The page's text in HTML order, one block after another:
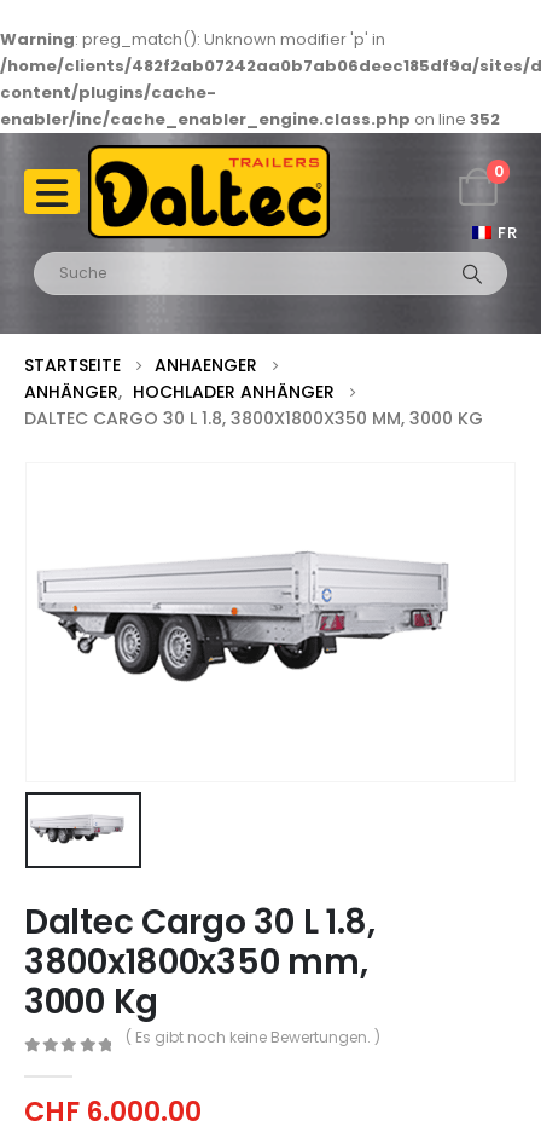
Warning: preg_match(): Unknown modifier 'p' in
/home/clients/482f2ab07242aa0b7ab06deec185df9a/
content/plugins/cache-
enabler/inc/cache_enabler_engine.class.php on line 352
FR
0
STARTSEITE
ANHAENGER
ANHÄNGER, HOCHLADER ANHÄNGER
DALTEC CARGO 30 L 1.8, 3800X1800X350 MM, 3000 KG
Daltec Cargo 30 L 1.8,
3800x1800x350 mm,
3000 Kg
( Es gibt noch keine Bewertungen. )
CHF 6.000.00